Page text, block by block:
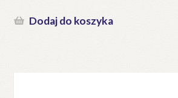
Dodaj do koszyka